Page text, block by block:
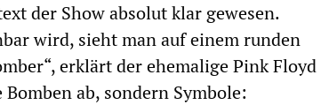
der Show absolut klar gewesen.
wird, sieht man auf einem runden
erklärt der ehemalige Pink Floyd
ab, sondern Symbole: